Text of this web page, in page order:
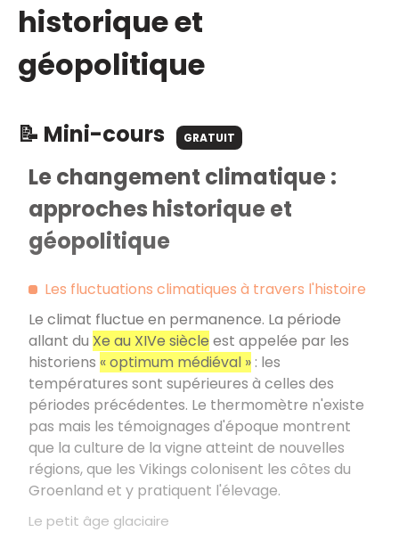
historique et
géopolitique
📝 Mini-cours GRATUIT
Le changement climatique :
approches historique et
géopolitique
Les fluctuations climatiques à travers l'histoire
Le climat fluctue en permanence. La période
allant du Xe au XIVe siècle est appelée par les
historiens « optimum médiéval » : les
températures sont supérieures à celles des
périodes précédentes. Le thermomètre n'existe
pas mais les témoignages d'époque montrent
que la culture de la vigne atteint de nouvelles
régions, que les Vikings colonisent les côtes du
Groenland et y pratiquent l'élevage.
Le petit âge glaciaire